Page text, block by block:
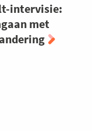
intervisie:
met